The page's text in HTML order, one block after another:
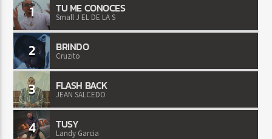
1 TU ME CONOCES
Small J EL DE LA S
2 BRINDO
Cruzito
3 FLASH BACK
JEAN SALCEDO
4 TUSY
Landy Garcia